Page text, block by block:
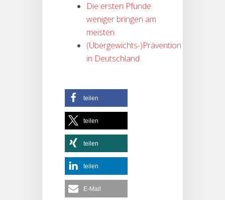
Die ersten Pfunde
weniger bringen am
meisten
(Übergewichts-)Prävention
in Deutschland
teilen
teilen
teilen
teilen
E-Mail